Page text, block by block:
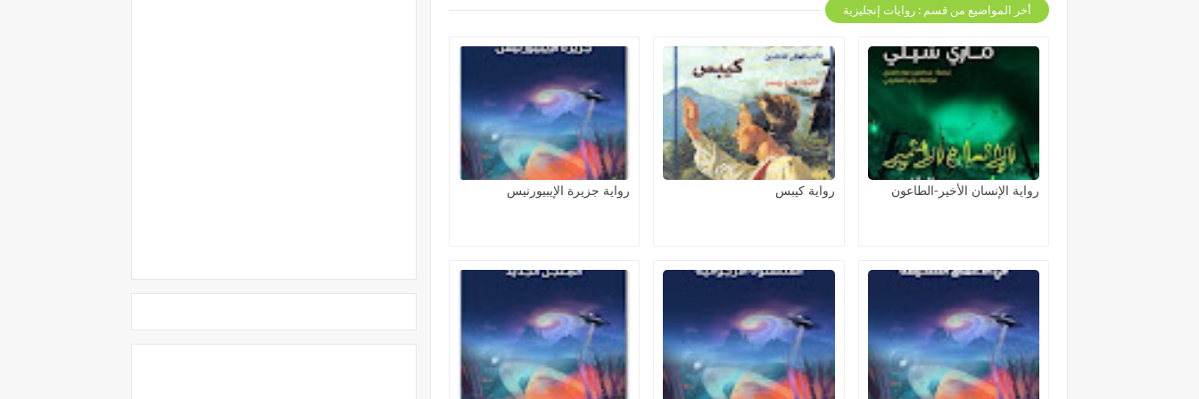
أخر المواضيع من قسم : روايات إنجليزية
رواية الإنسان الأخير-الطاعون رواية كيبس رواية جزيرة الإيبيورنيس